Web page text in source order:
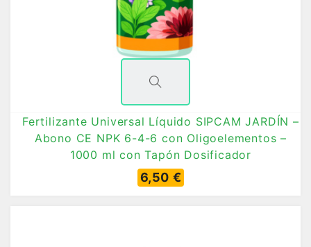
Fertilizante Universal Líquido SIPCAM JARDÍN –
Abono CE NPK 6-4-6 con Oligoelementos –
1000 ml con Tapón Dosificador
6,50 €